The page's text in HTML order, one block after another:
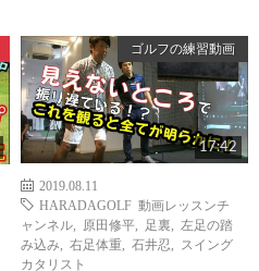
ゴルフの練習動画
17:42
2019.08.11
HARADAGOLF 動画レッスンチ
ャンネル
原田修平 足裏
左足の踏
み込み
右足体重 石井忍
スイング
カタリスト